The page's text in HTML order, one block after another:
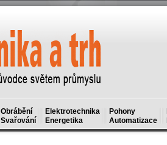
Obrábění
Svařování
Elektrotechnika
Energetika
Pohony
Automatizace